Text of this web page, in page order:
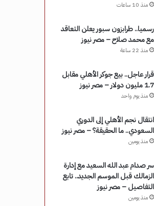
منذ 10 ساعات
رسميا.. طرابزون سبور يعلن التعاقد
مع محمد صلاح – مصر نيوز
منذ 22 ساعة
قرار عاجل.. بيع جوكر الأهلي مقابل
1.7 مليون دولار – مصر نيوز
منذ يوم واحد
انتقال نجم الأهلي إلى الدوري
السعودي.. ما الحقيقة؟ – مصر نيوز
منذ يومين
سر صدام عبد الله السعيد مع إدارة
الزمالك قبل الموسم الجديد.. تابع
التفاصيل – مصر نيوز
منذ يومين